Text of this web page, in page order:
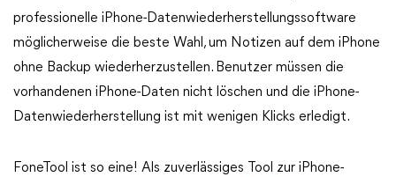
professionelle iPhone-Datenwiederherstellungssoftware
möglicherweise die beste Wahl, um Notizen auf dem iPhone
ohne Backup wiederherzustellen. Benutzer müssen die
vorhandenen iPhone-Daten nicht löschen und die iPhone-
Datenwiederherstellung ist mit wenigen Klicks erledigt.
FoneTool ist so eine! Als zuverlässiges Tool zur iPhone-